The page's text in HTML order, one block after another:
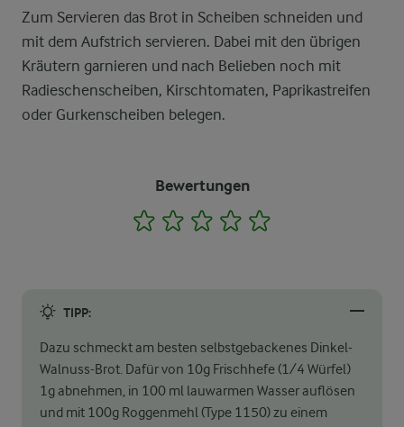
Zum Servieren das Brot in Scheiben schneiden und
mit dem Aufstrich servieren. Dabei mit den übrigen
Kräutern garnieren und nach Belieben noch mit
Radieschenscheiben, Kirschtomaten, Paprikastreifen
oder Gurkenscheiben belegen.
Bewertungen
1 2 3 4
TIPP:
Dazu schmeckt am besten selbstgebackenes Dinkel-
Walnuss-Brot. Dafür von 10g Frischhefe (1/4 Würfel)
1g abnehmen, in 100 ml lauwarmen Wasser auflösen
und mit 100g Roggenmehl (Type 1150) zu einem